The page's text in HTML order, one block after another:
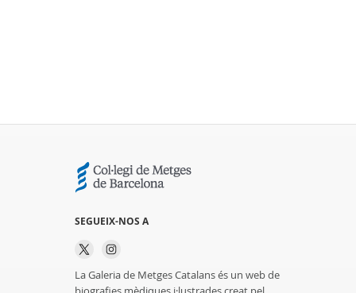
SEGUEIX-NOS A
La Galeria de Metges Catalans és un web de